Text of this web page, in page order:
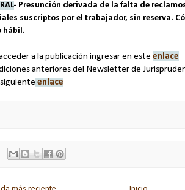
- Presunción derivada de la falta de
suscriptos por el trabajador, sin reserva.
hábil.
a la publicación ingresar en este enlace
anteriores del Newsletter de
enlace